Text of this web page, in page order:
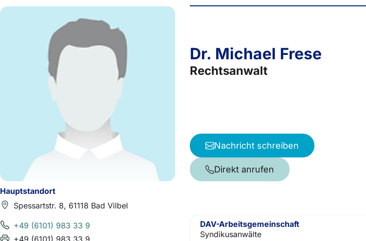
Hauptstandort
Spessartstr. 8, 61118 Bad Vilbel
+49 (6101) 983 33 9
+49 (6101) 983 33 9
Dr. Michael Frese
Rechtsanwalt
Nachricht schreiben
Direkt anrufen
DAV-Arbeitsgemeinschaft
Syndikusanwälte